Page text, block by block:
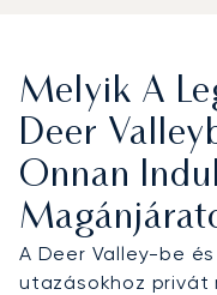
Melyik A
Deer
Onnan
A Deer Valley-be
utazásokhoz privát